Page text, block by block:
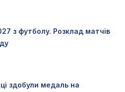
з футболу. Розклад матчів
здобули медаль на